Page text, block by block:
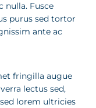
nulla. Fusce
purus sed tortor
ante ac
fringilla augue
lectus sed,
lorem ultricies